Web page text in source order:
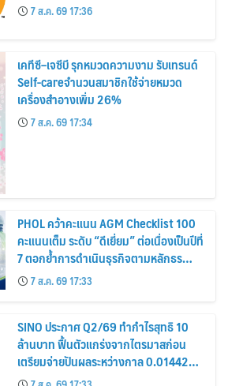
7 ส.ค. 69 17:36
เคทีซี–เจซีบี รุกหมวดความงาม รับเทรนด์
Self-careจำนวนสมาชิกใช้จ่ายหมวด
เครื่องสำอางเพิ่ม 26%
7 ส.ค. 69 17:34
PHOL คว้าคะแนน AGM Checklist 100
คะแนนเต็ม ระดับ “ดีเยี่ยม” ต่อเนื่องเป็นปีที่
7 ตอกย้ำการดำเนินธุรกิจตามหลักธร
รมาภิบาล โปร่งใส สร้างความเชื่อมั่นผู้ถือ
หุ้น
7 ส.ค. 69 17:33
SINO ประกาศ Q2/69 ทำกำไรสุทธิ 10
ล้านบาท ฟื้นตัวแกร่งจากไตรมาสก่อน
เตรียมจ่ายปันผลระหว่างกาล 0.014423
บาทต่อหุ้น ครึ่งปีหลังมุ่งเติบโตต่อเนื่อง